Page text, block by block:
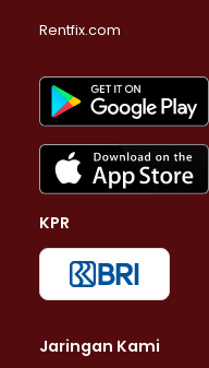
Rentfix.com
KPR
Jaringan Kami